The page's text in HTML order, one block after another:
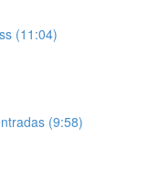
(11:04)
(9:58)